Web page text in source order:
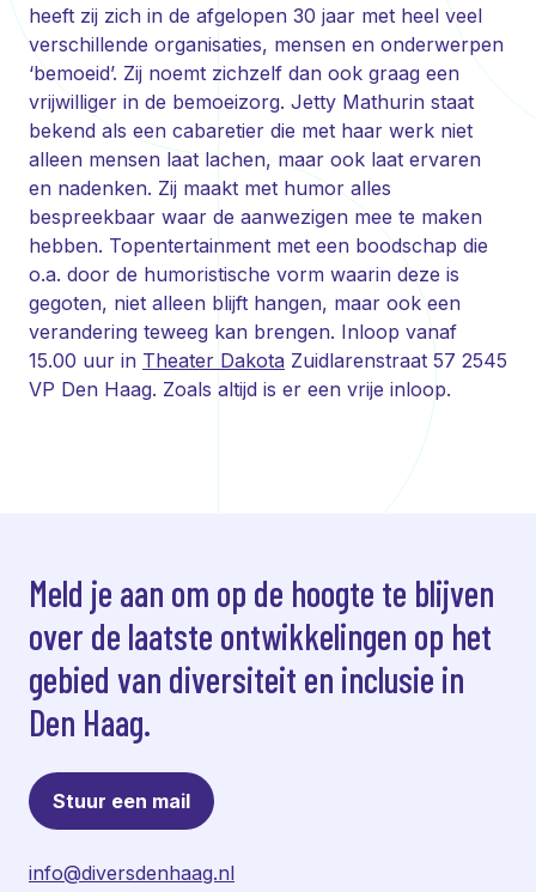
heeft zij zich in de afgelopen 30 jaar met heel veel
verschillende organisaties, mensen en onderwerpen
‘bemoeid’. Zij noemt zichzelf dan ook graag een
vrijwilliger in de bemoeizorg. Jetty Mathurin staat
bekend als een cabaretier die met haar werk niet
alleen mensen laat lachen, maar ook laat ervaren
en nadenken. Zij maakt met humor alles
bespreekbaar waar de aanwezigen mee te maken
hebben. Topentertainment met een boodschap die
o.a. door de humoristische vorm waarin deze is
gegoten, niet alleen blijft hangen, maar ook een
verandering teweeg kan brengen. Inloop vanaf
15.00 uur in Theater Dakota Zuidlarenstraat 57 2545
VP Den Haag. Zoals altijd is er een vrije inloop.
Meld je aan om op de hoogte te blijven
over de laatste ontwikkelingen op het
gebied van diversiteit en inclusie in
Den Haag.
Stuur een mail
info@diversdenhaag.nl